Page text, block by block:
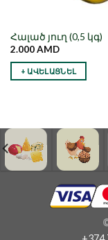
Հալած յուղ (0,5 կգ)
2.000AMD
+ ԱՎԵԼԱՑՆԵԼ